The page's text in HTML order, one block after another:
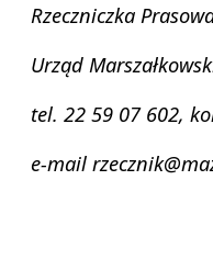
Rzeczniczka
Urząd
tel. 22 59 07 602,
e-mail